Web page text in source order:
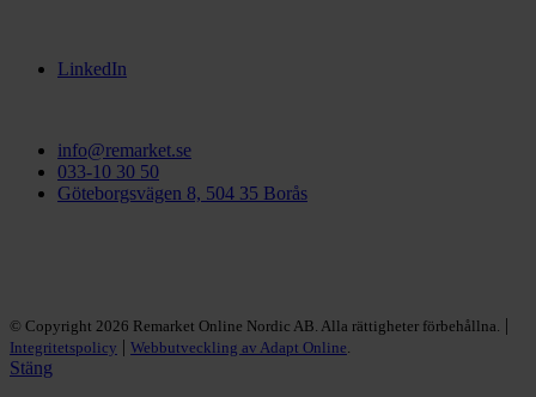
LinkedIn
info@remarket.se
033-10 30 50
Göteborgsvägen 8, 504 35 Borås
© Copyright 2026 Remarket Online Nordic AB. Alla rättigheter förbehållna. |
Integritetspolicy | Webbutveckling av Adapt Online.
Stäng